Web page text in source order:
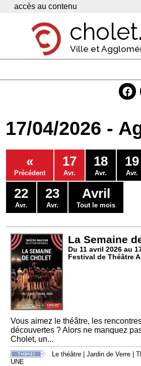
Panneau de gestion des cookies
accès au contenu
Ville et
Economie
Services
Contacts
17/04/2026 -
«
Précédent
17
Avr.
18
Avr.
19
Avr.
22
Avr.
23
Avr.
Avril
Tout le mois
La Semaine
Du 11 avril 2026 au
Festival de Théâtre
Vous aimez le théâtre, les
découvertes ? Alors ne manquez
Cholet, un...
Le théâtre |Jardin de Verre |
UNE